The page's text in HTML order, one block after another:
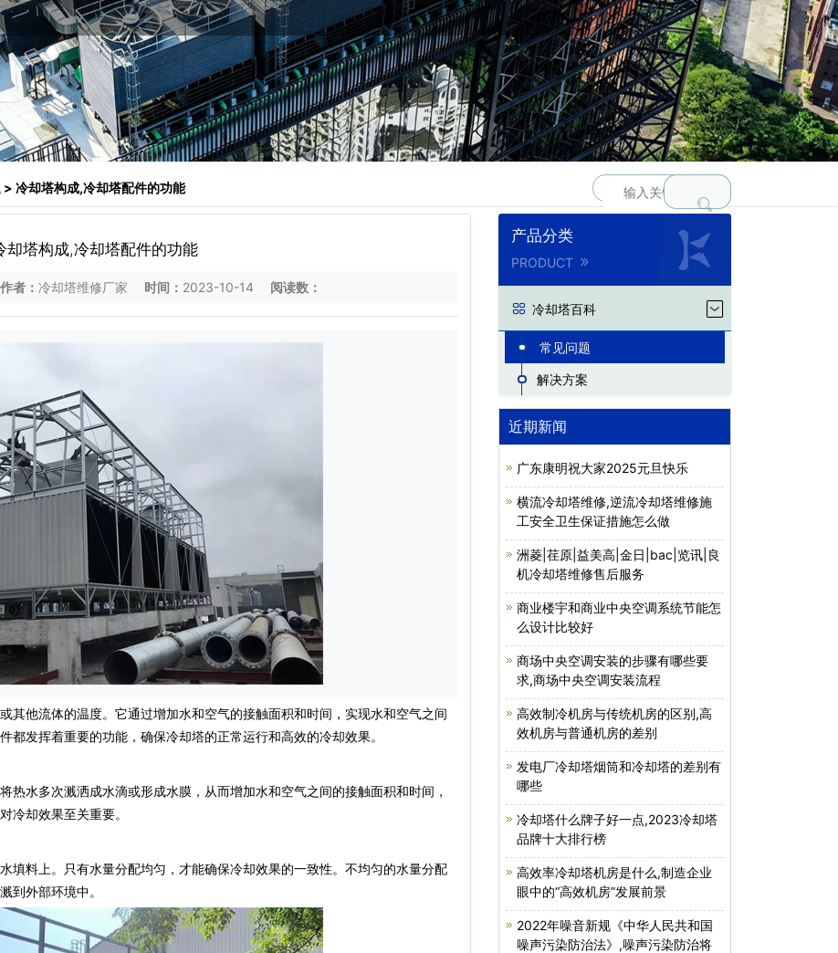
> 冷却塔构成,冷却塔配件的功能
却塔构成,冷却塔配件的功能
作者： 冷却塔维修厂家 时间： 2023-10-14 阅读数：
他流体的温度。它通过增加水和空气的接触面积和时间，实现水和空气之间
都发挥着重要的功能，确保冷却塔的正常运行和高效的冷却效果。
水多次溅洒成水滴或形成水膜，从而增加水和空气之间的接触面积和时间，
冷却效果至关重要。
料上。只有水量分配均匀，才能确保冷却效果的一致性。不均匀的水量分配
到外部环境中。
产品分类
PRODUCT
冷却塔百科
常见问题
解决方案
近期新闻
广东康明祝大家2025元旦快乐
横流冷却塔维修,逆流冷却塔维修施
工安全卫生保证措施怎么做
洲菱|荏原|益美高|金日|bac|览讯|良
机冷却塔维修售后服务
商业楼宇和商业中央空调系统节能怎
么设计比较好
商场中央空调安装的步骤有哪些要
求,商场中央空调安装流程
高效制冷机房与传统机房的区别,高
效机房与普通机房的差别
发电厂冷却塔烟筒和冷却塔的差别有
哪些
冷却塔什么牌子好一点,2023冷却塔
品牌十大排行榜
高效率冷却塔机房是什么,制造企业
眼中的“高效机房”发展前景
2022年噪音新规《中华人民共和国
噪声污染防治法》,噪声污染防治将